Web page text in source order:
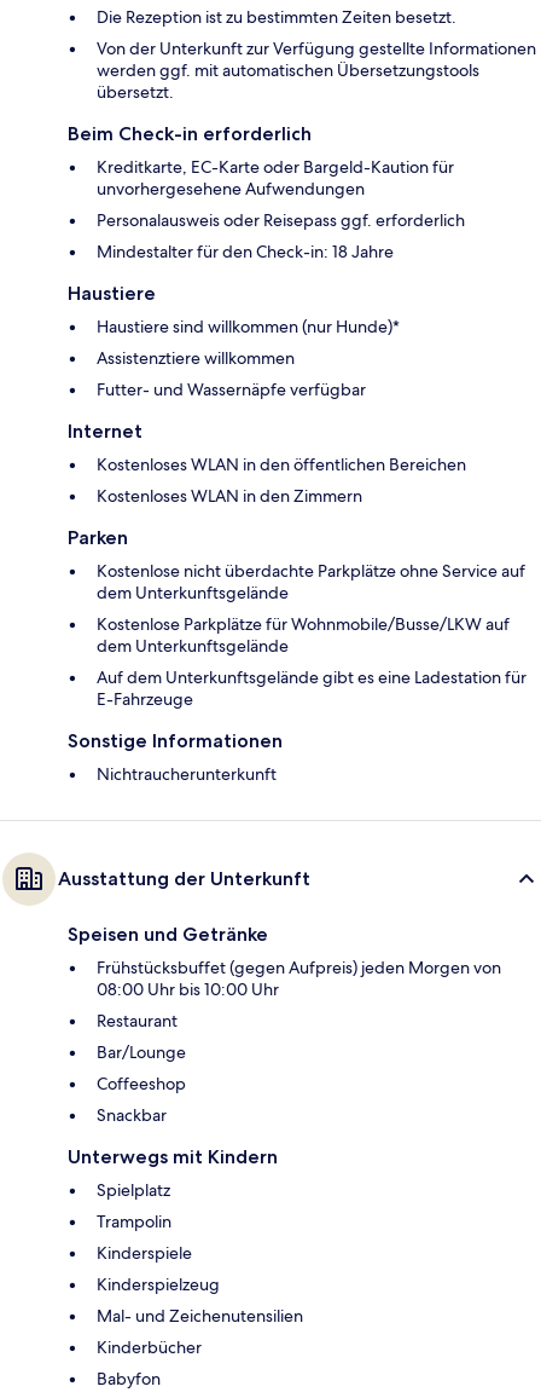
Die Rezeption ist zu bestimmten Zeiten besetzt.
Von der Unterkunft zur Verfügung gestellte Informationen
werden ggf. mit automatischen Übersetzungstools
übersetzt.
Beim Check-in erforderlich
Kreditkarte, EC-Karte oder Bargeld-Kaution für
unvorhergesehene Aufwendungen
Personalausweis oder Reisepass ggf. erforderlich
Mindestalter für den Check-in: 18 Jahre
Haustiere
Haustiere sind willkommen (nur Hunde)*
Assistenztiere willkommen
Futter- und Wassernäpfe verfügbar
Internet
Kostenloses WLAN in den öffentlichen Bereichen
Kostenloses WLAN in den Zimmern
Parken
Kostenlose nicht überdachte Parkplätze ohne Service auf
dem Unterkunftsgelände
Kostenlose Parkplätze für Wohnmobile/Busse/LKW auf
dem Unterkunftsgelände
Auf dem Unterkunftsgelände gibt es eine Ladestation für
E-Fahrzeuge
Sonstige Informationen
Nichtraucherunterkunft
Ausstattung der Unterkunft
Speisen und Getränke
Frühstücksbuffet (gegen Aufpreis) jeden Morgen von
08:00 Uhr bis 10:00 Uhr
Restaurant
Bar/Lounge
Coffeeshop
Snackbar
Unterwegs mit Kindern
Spielplatz
Trampolin
Kinderspiele
Kinderspielzeug
Mal- und Zeichenutensilien
Kinderbücher
Babyfon